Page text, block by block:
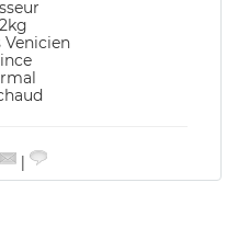
Venicien
|